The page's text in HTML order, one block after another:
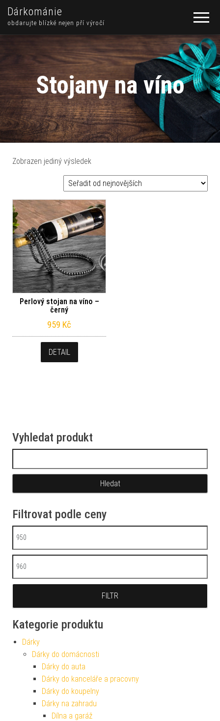
Dárkománie
obdarujte blízké nejen pří výročí
Stojany na víno
Zobrazen jediný výsledek
Perlový stojan na víno –
černý
959 Kč
DETAIL
Vyhledat produkt
Filtrovat podle ceny
Minimální cena
Maximální cena
FILTR
Kategorie produktu
Dárky
Dárky do domácnosti
Dárky do auta
Dárky do kanceláře a pracovny
Dárky do koupelny
Dárky na zahradu
Dílna a garáž